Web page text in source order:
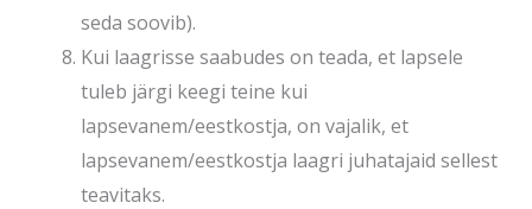
seda soovib).
Kui laagrisse saabudes on teada, et lapsele
tuleb järgi keegi teine kui
lapsevanem/eestkostja, on vajalik, et
lapsevanem/eestkostja laagri juhatajaid sellest
teavitaks.